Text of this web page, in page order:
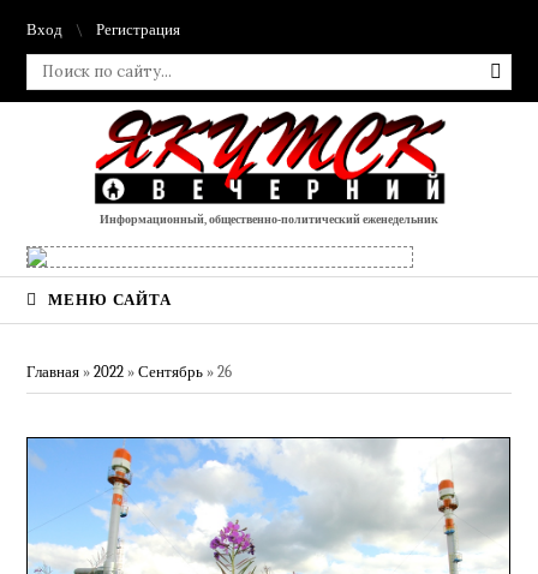
Вход Регистрация
Информационный, общественно-политический еженедельник
МЕНЮ САЙТА
Главная »2022 » Сентябрь » 26